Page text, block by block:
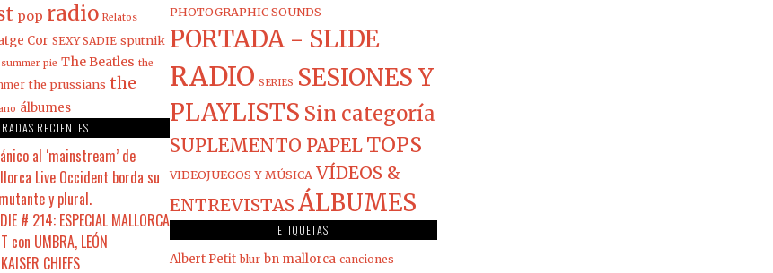
pop radio Relatos
Cor SEXY SADIE sputnik
summer pie The Beatles the
the prussians the
álbumes
RECIENTES
al ‘mainstream’ de
Live Occident borda su
y plural.
# 214: ESPECIAL MALLORCA
con UMBRA, LEÓN
CHIEFS
PHOTOGRAPHIC SOUNDS
PORTADA - SLIDE
RADIO SERIES SESIONES Y
PLAYLISTS Sin categoría
SUPLEMENTO PAPEL TOPS
VIDEOJUEGOS Y MÚSICA VÍDEOS &
ENTREVISTASÁLBUMES
ETIQUETAS
Albert Petit blur bn mallorca canciones